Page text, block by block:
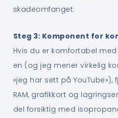
skadeomfanget.
Steg 3: Komponent for
Hvis du er komfortabel
en (og jeg mener virkelig
«jeg har sett på
RAM, grafikkort og
del forsiktig med